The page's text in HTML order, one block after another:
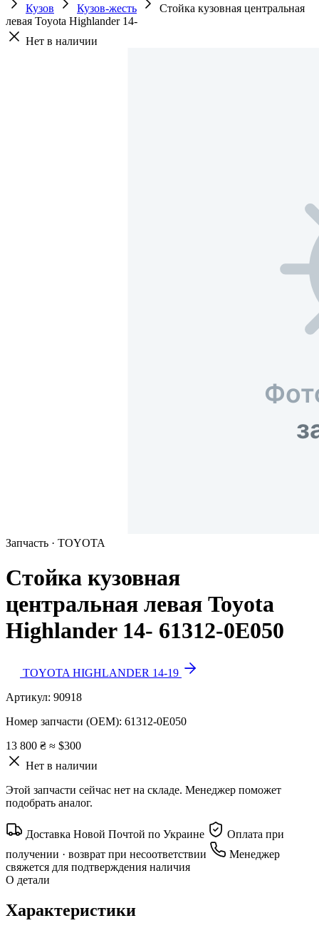
Кузов
Кузов-жесть
Стойка кузовная центральная
левая Toyota Highlander 14-
Нет в наличии
Запчасть · TOYOTA
Стойка кузовная
центральная левая Toyota
Highlander 14- 61312-0E050
TOYOTA HIGHLANDER 14-19
Артикул: 90918
Номер запчасти (OEM): 61312-0E050
13 800 ₴ ≈ $300
Нет в наличии
Этой запчасти сейчас нет на складе. Менеджер поможет
подобрать аналог.
Доставка Новой Почтой по Украине
Оплата при
получении · возврат при несоответствии
Менеджер
свяжется для подтверждения наличия
О детали
Характеристики